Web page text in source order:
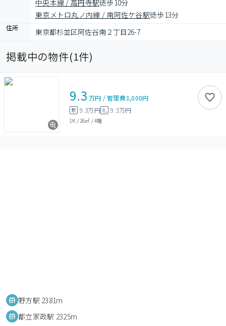
中央本線 / 高円寺駅徒歩10分
東京メトロ丸ノ内線 / 南阿佐ケ谷駅徒歩13分
住所 東京都杉並区阿佐谷南２丁目26-7
掲載中の物件(1件)
9.3 万円 /管理費3,000円
敷 9.3万円礼 9.3万円
1K / 26㎡ /4階
野方駅 2381m
都立家政駅 2325m